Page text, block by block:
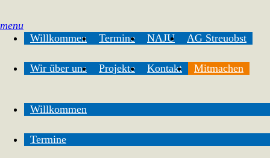
menu
Willkommen
Termine NAJU AG Streuobst
Wir über uns Projekte Kontakt Mitmachen
Willkommen
Termine